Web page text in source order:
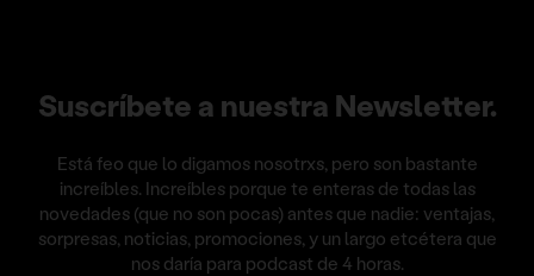
Suscríbete a nuestra Newsletter.
Está feo que lo digamos nosotrxs, pero son bastante
increíbles. Increíbles porque te enteras de todas las
novedades (que no son pocas) antes que nadie: ventajas,
sorpresas, noticias, promociones, y un largo etcétera que
nos daría para podcast de 4 horas.